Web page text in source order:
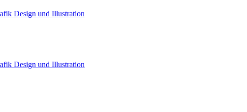
Design und Illustration
Design und Illustration